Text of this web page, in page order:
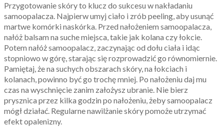
Przygotowanie skóry to klucz do sukcesu w nakładaniu
samoopalacza. Najpierw umyj ciało i zrób peeling, aby usunąć
martwe komórki naskórka. Przed nałożeniem samoopalacza,
nałóż balsam na suche miejsca, takie jak kolana czy łokcie.
Potem nałóż samoopalacz, zaczynając od dołu ciała i idąc
stopniowo w górę, starając się rozprowadzić go równomiernie.
Pamiętaj, że na suchych obszarach skóry, na łokciach i
kolanach, powinno być go trochę mniej. Po nałożeniu daj mu
czas na wyschnięcie zanim założysz ubranie. Nie bierz
prysznica przez kilka godzin po nałożeniu, żeby samoopalacz
mógł działać. Regularne nawilżanie skóry pomoże utrzymać
efekt opalenizny.